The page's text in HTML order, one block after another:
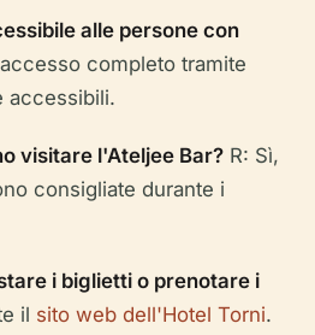
alle persone con
completo tramite
accessibili.
visitare l'Ateljee Bar? R: Sì,
consigliate durante i
i biglietti o prenotare i
il sito web dell'Hotel Torni.